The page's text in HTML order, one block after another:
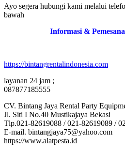
Ayo segera hubungi kami melalui
bawah
Informasi &
https://bintangrentalindonesia.com
layanan 24 jam ;
087877185555
CV. Bintang Jaya Rental Party
Jl. Siti I No.40 Mustikajaya Bekasi
Tlp.021-82619088 / 021-82619089 /
E-mail. bintangjaya75@yahoo.com
https://www.alatpesta.id